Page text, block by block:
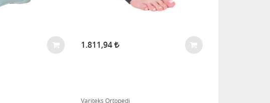
1.811,94
Variteks Ortopedi